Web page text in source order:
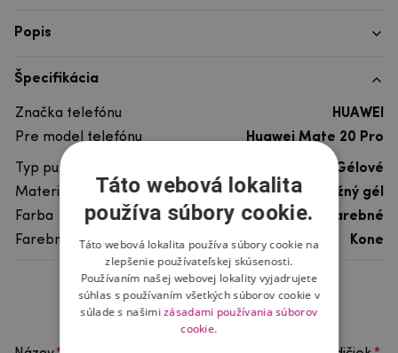
Popis
Špecifikácia
Značka telefónu
HUAWEI
Pre model telefónu
Huawei Mate 20 Pro
Typ puzdra
Gélové
Materiál
pružný gél
Farba
viacfarebné
Farebný motív
Kone
Hodnotenie produktu
Táto webová lokalita
používa súbory cookie.
Táto webová lokalita používa súbory cookie na
zlepšenie používateľskej skúsenosti.
Používaním našej webovej lokality vyjadrujete
súhlas s používaním všetkých súborov cookie v
súlade s našimizásadami používania súborov
cookie.